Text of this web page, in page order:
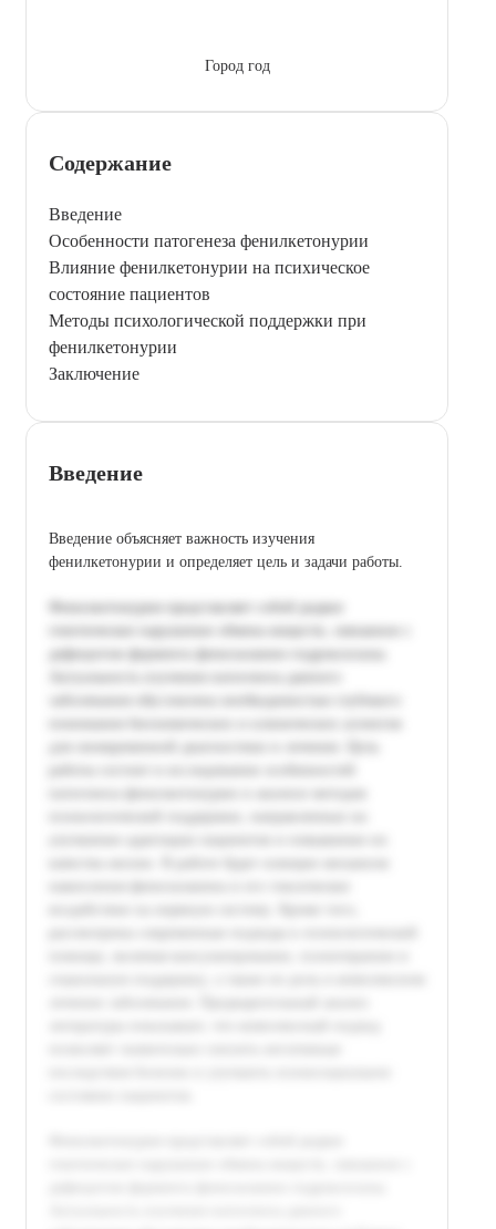
Город год
Содержание
Введение
Особенности патогенеза фенилкетонурии
Влияние фенилкетонурии на психическое
состояние пациентов
Методы психологической поддержки при
фенилкетонурии
Заключение
Введение
Введение объясняет важность изучения
фенилкетонурии и определяет цель и задачи работы.